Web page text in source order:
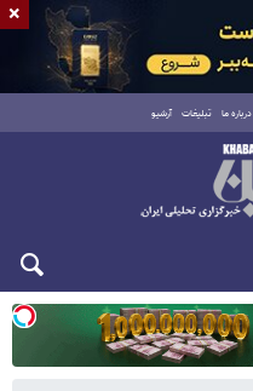
درباره ما تبلیغات آرشیو
×